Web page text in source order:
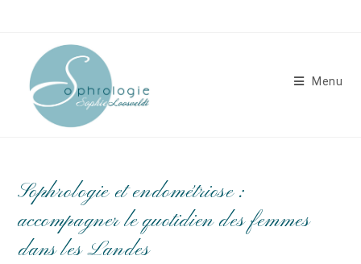
Menu
Sophrologie et endométriose :
accompagner le quotidien des femmes
dans les Landes